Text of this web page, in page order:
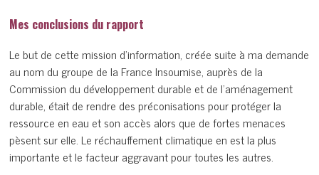
Mes conclusions du rapport
Le but de cette mission d’information, créée suite à ma demande
au nom du groupe de la France Insoumise, auprès de la
Commission du développement durable et de l’aménagement
durable, était de rendre des préconisations pour protéger la
ressource en eau et son accès alors que de fortes menaces
pèsent sur elle. Le réchauffement climatique en est la plus
importante et le facteur aggravant pour toutes les autres.